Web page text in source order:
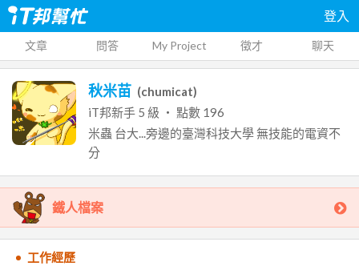
登入
文章 問答 My Project 徵才 聊天
秋米苗 (chumicat)
iT邦新手 5 級 ‧ 點數 196
米蟲 台大...旁邊的臺灣科技大學無技能的電資不
分
鐵人檔案
工作經歷